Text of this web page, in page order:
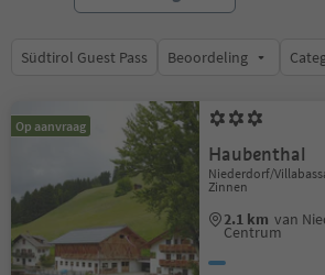
Südtirol Guest Pass Beoordeling
Op aanvraag
Haubenthal
Niederdorf/
Zinnen
2.1 km van
Centrum